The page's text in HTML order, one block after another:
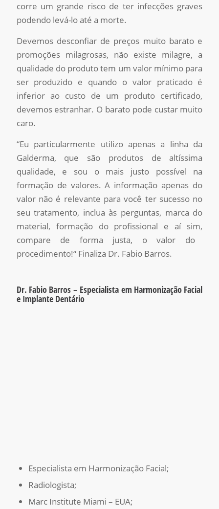
corre um grande risco de ter infecções graves
podendo levá-lo até a morte.
Devemos desconfiar de preços muito barato e
promoções milagrosas, não existe milagre, a
qualidade do produto tem um valor mínimo para
ser produzido e quando o valor praticado é
inferior ao custo de um produto certificado,
devemos estranhar. O barato pode custar muito
caro.
“Eu particularmente utilizo apenas a linha da
Galderma, que são produtosde altíssima
qualidade, e sou o mais justo possível na
formação de valores. A informação apenas do
valor não é relevante para você ter sucesso no
seu tratamento, inclua às perguntas, marca do
material, formação do profissional e aí sim,
compare de forma justa, o valor do
procedimento!“Finaliza Dr. FabioBarros.
Dr. Fabio Barros – Especialista em Harmonização Facial
e Implante Dentário
Especialista em Harmonização Facial;
Radiologista;
Marc Institute Miami – EUA;